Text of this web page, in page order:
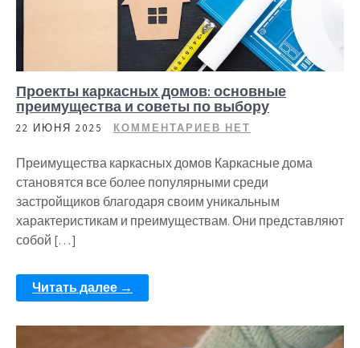
Проекты каркасных домов: основные
преимущества и советы по выбору
22 ИЮНЯ 2025 КОММЕНТАРИЕВ НЕТ
Преимущества каркасных домов Каркасные дома
становятся все более популярными среди
застройщиков благодаря своим уникальным
характеристикам и преимуществам. Они представляют
собой […]
Читать далее →